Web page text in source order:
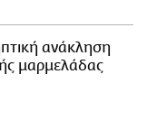
ανάκληση
μαρμελάδας